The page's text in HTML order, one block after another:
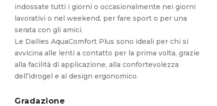
indossate tutti i giorni o occasionalmente nei giorni
lavorativi o nel weekend, per fare sport o per una
serata con gli amici.
Le Dailies AquaComfort Plus sono ideali per chi si
avvicina alle lenti a contatto per la prima volta, grazie
alla facilità di applicazione, alla confortevolezza
dell’idrogel e al design ergonomico.
Gradazione